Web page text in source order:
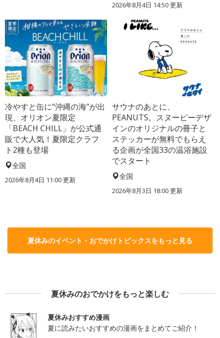
2026年8月4日 14:50更新
冷やすと缶に“沖縄の海”が出
現、オリオン夏限定
「BEACH CHILL」が公式通
販で大人気！夏限定クラフ
ト2種も登場
全国
2026年8月4日 11:00更新
サウナのあとに、
PEANUTS。スヌーピーデザ
インのオリジナルの冊子と
ステッカーが無料でもらえ
る企画が全国33の温浴施設
でスタート
全国
2026年8月3日 18:00更新
夏休みのイベント・おでかけトピックスをもっと見る
夏休みのおでかけをもっと楽しむ
夏休みおすすめ漫画
夏に読みたいおすすめの漫画をまとめてご紹介！